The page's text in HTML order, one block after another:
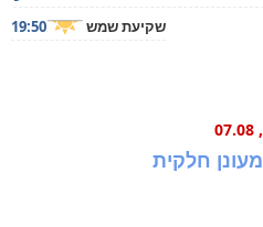
שקיעת שמש 19:50
, 07.08
מעונן חלקית